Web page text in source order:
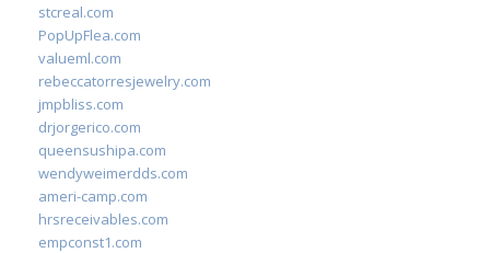
stcreal.com
PopUpFlea.com
valueml.com
rebeccatorresjewelry.com
jmpbliss.com
drjorgerico.com
queensushipa.com
wendyweimerdds.com
ameri-camp.com
hrsreceivables.com
empconst1.com